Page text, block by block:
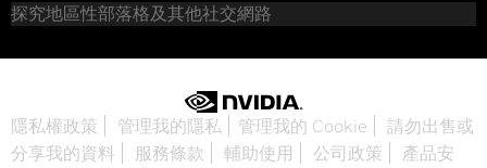
探究地區性部落格及其他社交網路
隱私權政策 管理我的隱私 管理我的 Cookie
請勿出售或
分享我的資料
服務條款 輔助使用 公司政策 產品安